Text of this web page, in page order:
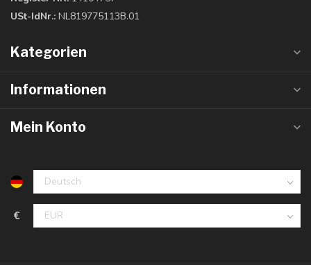
USt-IdNr.: NL819775113B.01
Kategorien
Informationen
Mein Konto
€